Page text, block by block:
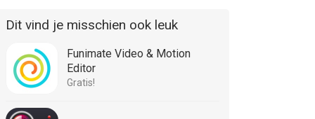
Dit vind je misschien ook leuk
Funimate Video & Motion
Editor
Gratis!